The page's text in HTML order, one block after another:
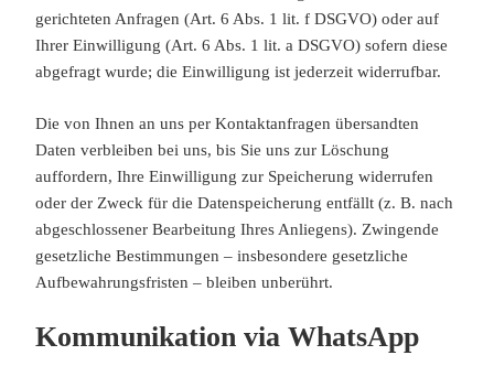
gerichteten Anfragen (Art. 6 Abs. 1 lit. f DSGVO) oder auf
Ihrer Einwilligung (Art. 6 Abs. 1 lit. a DSGVO) sofern diese
abgefragt wurde; die Einwilligung ist jederzeit widerrufbar.
Die von Ihnen an uns per Kontaktanfragen übersandten
Daten verbleiben bei uns, bis Sie uns zur Löschung
auffordern, Ihre Einwilligung zur Speicherung widerrufen
oder der Zweck für die Datenspeicherung entfällt (z. B. nach
abgeschlossener Bearbeitung Ihres Anliegens). Zwingende
gesetzliche Bestimmungen – insbesondere gesetzliche
Aufbewahrungsfristen – bleiben unberührt.
Kommunikation via WhatsApp